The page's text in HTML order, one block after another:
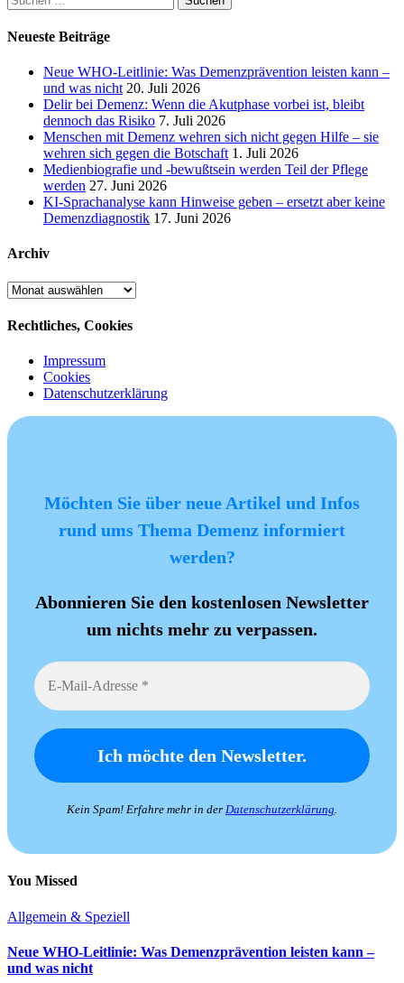
nach:
Neueste Beiträge
Neue WHO-Leitlinie: Was Demenzprävention leisten kann –
und was nicht 20. Juli 2026
Delir bei Demenz: Wenn die Akutphase vorbei ist, bleibt
dennoch das Risiko 7. Juli 2026
Menschen mit Demenz wehren sich nicht gegen Hilfe – sie
wehren sich gegen die Botschaft 1. Juli 2026
Medienbiografie und -bewußtsein werden Teil der Pflege
werden 27. Juni 2026
KI-Sprachanalyse kann Hinweise geben – ersetzt aber keine
Demenzdiagnostik 17. Juni 2026
Archiv
Archiv
Rechtliches, Cookies
Impressum
Cookies
Datenschutzerklärung
Möchten Sie über neue Artikel und Infos
rund ums Thema Demenz informiert
werden?
Abonnieren Sie den kostenlosen Newsletter
um nichts mehr zu verpassen.
Kein Spam! Erfahre mehr in der Datenschutzerklärung.
You Missed
Allgemein & Speziell
Neue WHO-Leitlinie: Was Demenzprävention leisten kann –
und was nicht